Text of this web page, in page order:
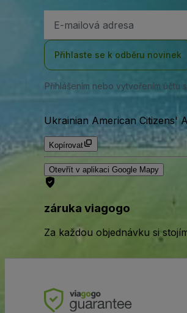
adresa
Přihlaste se k odběru novinek
Přihlášením nebo vytvořením účtu
Ukrainian American Citizens'
Kopírovat
Otevřít v aplikaci Google Mapy
záruka viagogo
Za každou objednávku si